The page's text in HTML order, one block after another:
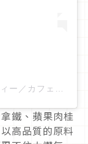
鐵、蘋果肉桂
高品質的原料